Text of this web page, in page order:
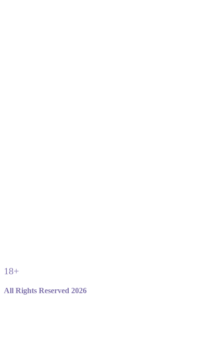
18+
All Rights Reserved 2026